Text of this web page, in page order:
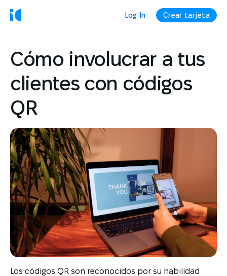
Log In Crear tarjeta
Cómo involucrar a tus
clientes con códigos
QR
Los códigos QR son reconocidos por su habilidad